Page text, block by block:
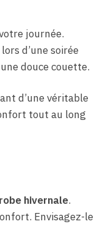
journée.
d’une soirée
douce couette.
d’une véritable
tout au long
hivernale.
Envisagez-le